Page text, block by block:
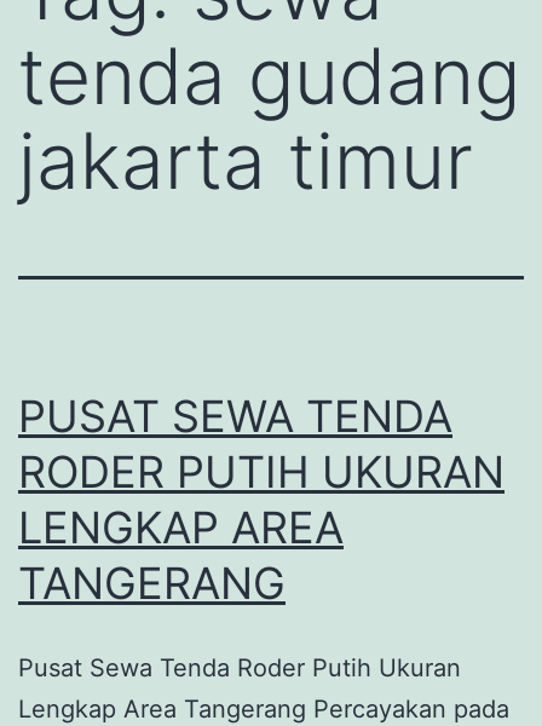
tenda gudang
jakarta timur
PUSAT SEWA TENDA
RODER PUTIH UKURAN
LENGKAP AREA
TANGERANG
Pusat Sewa Tenda Roder Putih Ukuran
Lengkap Area Tangerang Percayakan pada